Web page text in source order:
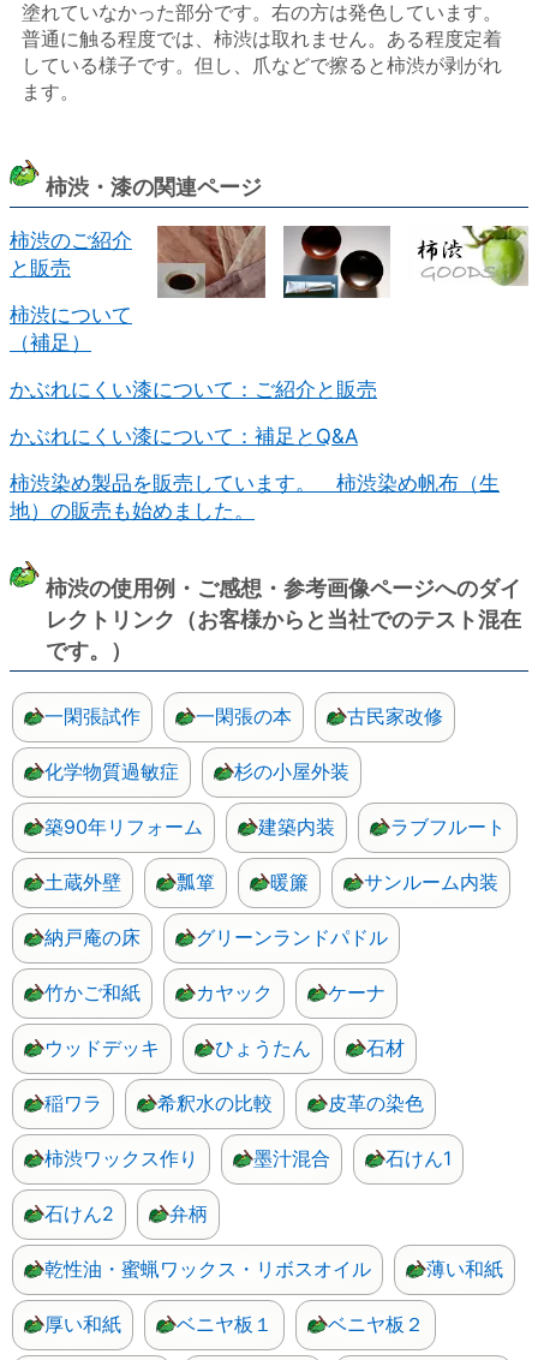
塗れていなかった部分です。右の方は発色しています。
普通に触る程度では、柿渋は取れません。ある程度定着
している様子です。但し、爪などで擦ると柿渋が剥がれ
ます。
柿渋・漆の関連ページ
柿渋のご紹介
と販売
柿渋について
（補足）
かぶれにくい漆について：ご紹介と販売
かぶれにくい漆について：補足とQ&A
柿渋染め製品を販売しています。 柿渋染め帆布（生
地）の販売も始めました。
柿渋の使用例・ご感想・参考画像ページへのダイ
レクトリンク（お客様からと当社でのテスト混在
です。）
一閑張試作 一閑張の本 古民家改修
化学物質過敏症 杉の小屋外装
築90年リフォーム 建築内装 ラブフルート
土蔵外壁 瓢箪 暖簾 サンルーム内装
納戸庵の床 グリーンランドパドル
竹かご和紙 カヤック ケーナ
ウッドデッキ ひょうたん 石材
稲ワラ 希釈水の比較 皮革の染色
柿渋ワックス作り 墨汁混合 石けん1
石けん2 弁柄
乾性油・蜜蝋ワックス・リボスオイル 薄い和紙
厚い和紙 ベニヤ板１ ベニヤ板２